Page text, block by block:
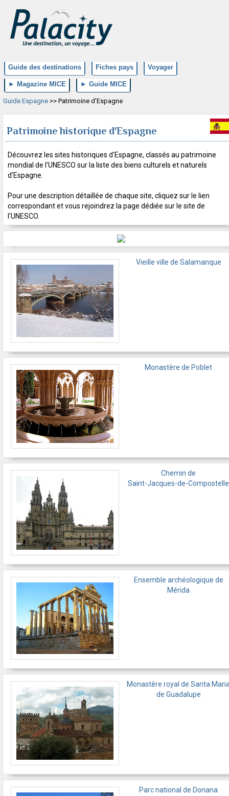
Guide des destinations Fiches pays Voyager
► Magazine MICE ► Guide MICE
Guide Espagne >> Patrimoine d'Espagne
Patrimoine historique d'Espagne
Découvrez les sites historiques d'Espagne, classés au patrimoine
mondial de l'UNESCO sur la liste des biens culturels et naturels
d'Espagne.
Pour une description détaillée de chaque site, cliquez sur le lien
correspondant et vous rejoindrez la page dédiée sur le site de
l'UNESCO.
Vieille ville de Salamanque
Monastère de Poblet
Chemin de
Saint-Jacques-de-Compostelle
Ensemble archéologique de
Mérida
Monastère royal de Santa
de Guadalupe
Parc national de Donana